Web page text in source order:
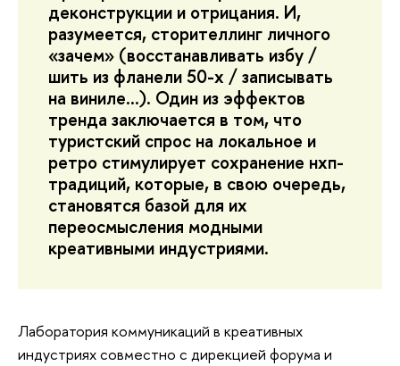
деконструкции и отрицания. И,
разумеется, сторителлинг личного
«зачем» (восстанавливать избу /
шить из фланели 50-х / записывать
на виниле…). Один из эффектов
тренда заключается в том, что
туристский спрос на локальное и
ретро стимулирует сохранение нхп-
традиций, которые, в свою очередь,
становятся базой для их
переосмысления модными
креативными индустриями.
Лаборатория коммуникаций в креативных
индустриях совместно с дирекцией форума и